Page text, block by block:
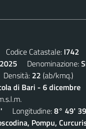
Codice Catastale: I742
Denominazione:
22 (ab/kmq.)
di Bari - 6 dicembre
Longitudine:8° 49'
Pompu,